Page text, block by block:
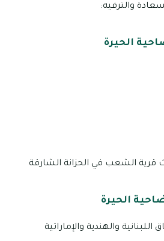
والترفيه:
الحيرة
قرية الشعب في الحزانة الشارقة
الحيرة
والهندية والإماراتية